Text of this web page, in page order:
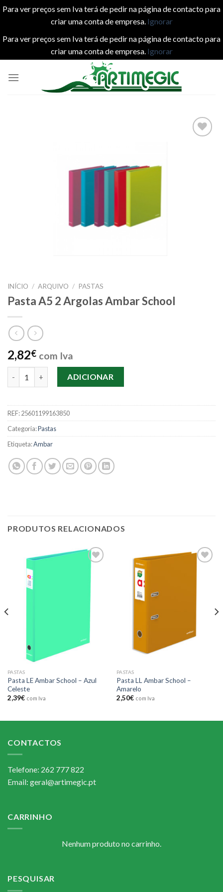
Para ver preços sem Iva terá de pedir na página de contacto para
criar uma conta de empresa. Ignorar
Para ver preços sem Iva terá de pedir na página de contacto para
criar uma conta de empresa. Ignorar
INÍCIO / ARQUIVO / PASTAS
Pasta A5 2 Argolas Ambar School
2,82€ com Iva
Quantidade de Pasta A5 2 Argolas Ambar School
ADICIONAR
REF:25601199163850
Categoria:Pastas
Etiqueta:Ambar
PRODUTOS RELACIONADOS
PASTAS
Pasta LE Ambar School – Azul
Celeste
2,39€ com Iva
PASTAS
Pasta LL Ambar School –
Amarelo
2,50€ com Iva
CONTACTOS
Telefone: 262 777 822
Email: geral@artimegic.pt
CARRINHO
Nenhum produto no carrinho.
PESQUISAR